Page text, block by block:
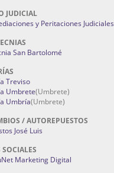
JUDICIAL
y Peritaciones Judiciales
San Bartolomé
Treviso
Umbrete(Umbrete)
Umbría(Umbrete)
/ AUTOREPUESTOS
José Luis
SOCIALES
Marketing Digital